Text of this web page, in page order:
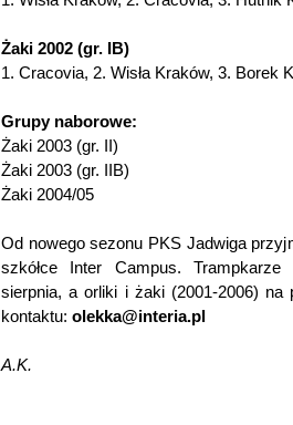
Żaki 2002 (gr. IB)
1. Cracovia, 2. Wisła Kraków, 3. Borek
Grupy naborowe:
Żaki 2003 (gr. II)
Żaki 2003 (gr. IIB)
Żaki 2004/05
Od nowego sezonu PKS Jadwiga
szkółce Inter Campus.
sierpnia, a orliki i żaki (2001-2006)
kontaktu: olekka@interia.pl
A.K.